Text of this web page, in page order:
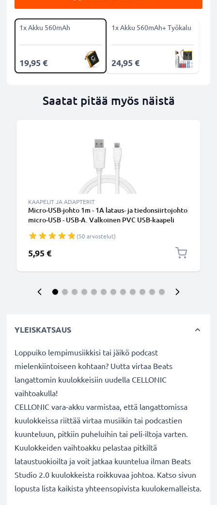
1x Akku 560mAh
19,95 €
1x Akku 560mAh+ Työkalu
24,95 €
Saatat pitää myös näistä
KAAPELIT JA ADAPTERIT
Micro-USB-johto 1m - 1A lataus- ja tiedonsiirtojohto
micro-USB - USB-A. Valkoinen PVC USB-kaapeli
(50 arvostelut)
5,95 €
YLEISKATSAUS
Loppuiko lempimusiikkisi tai jäikö podcast
mielenkiintoiseen kohtaan? Uutta virtaa Beats
langattomin kuulokkeisiin uudella CELLONIC
vaihtoakulla!
CELLONIC vara-akku varmistaa, että langattomissa
kuulokkeissa riittää virtaa musiikin tai podcastien
kuunteluun, pitkiin puheluihin tai peli-iltoja varten.
Kuulokkeiden vaihtoakku pelastaa pitkiltä
lataustuokioilta ja voit jatkaa kuuntelua ilman Beats
Studio 2.0 kuulokkeista roikkuvaa johtoa. Katso sivun
lopusta lista kaikista yhteensopivista kuulokemalleista.